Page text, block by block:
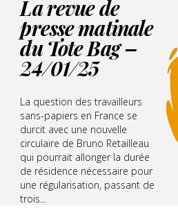
La revue de
presse matinale
du Tote Bag –
24/01/25
La question des travailleurs
sans-papiers en France se
durcit avec une nouvelle
circulaire de Bruno Retailleau
qui pourrait allonger la durée
de résidence nécessaire pour
une régularisation, passant de
trois...